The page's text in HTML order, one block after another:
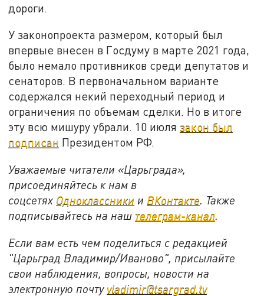
дороги.
У законопроекта размером, который был
впервые внесен в Госдуму в марте 2021 года,
было немало противников среди депутатов и
сенаторов. В первоначальном варианте
содержался некий переходный период и
ограничения по объемам сделки. Но в итоге
эту всю мишуру убрали. 10 июлязакон был
подписан Президентом РФ.
Уважаемые читатели «Царьграда»,
присоединяйтесь к нам в
соцсетях Одноклассники и ВКонтакте. Также
подписывайтесь на наш телеграм-канал.
Если вам есть чем поделиться с редакцией
"Царьград Владимир/Иваново", присылайте
свои наблюдения, вопросы, новости на
электронную почту vladimir@tsargrad.tv